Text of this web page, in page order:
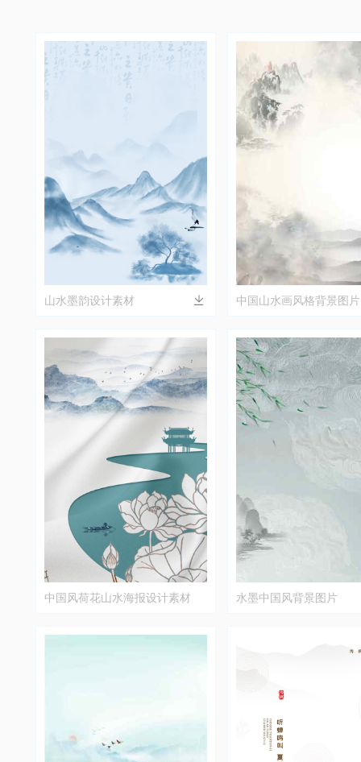
山水墨韵设计素材
中国风荷花山水海报设计素材
中国山水画风格背景图片
水墨中国风背景图片